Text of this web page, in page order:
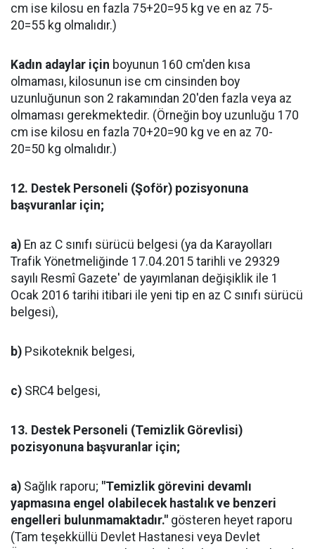
cm ise kilosu en fazla 75+20=95 kg ve en az 75-
20=55 kg olmalıdır.)
Kadın adaylar için boyunun 160 cm'den kısa
olmaması, kilosunun ise cm cinsinden boy
uzunluğunun son 2 rakamından 20'den fazla veya az
olmaması gerekmektedir. (Örneğin boy uzunluğu 170
cm ise kilosu en fazla 70+20=90 kg ve en az 70-
20=50 kg olmalıdır.)
12. Destek Personeli (Şoför) pozisyonuna
başvuranlar için;
a) En az C sınıfı sürücü belgesi (ya da Karayolları
Trafik Yönetmeliğinde 17.04.2015 tarihli ve 29329
sayılı Resmî Gazete' de yayımlanan değişiklik ile 1
Ocak 2016 tarihi itibari ile yeni tip en az C sınıfı sürücü
belgesi),
b) Psikoteknik belgesi,
c) SRC4 belgesi,
13. Destek Personeli (Temizlik Görevlisi)
pozisyonuna başvuranlar için;
a) Sağlık raporu; "Temizlik görevini devamlı
yapmasına engel olabilecek hastalık ve benzeri
engelleri bulunmamaktadır." gösteren heyet raporu
(Tam teşekküllü Devlet Hastanesi veya Devlet